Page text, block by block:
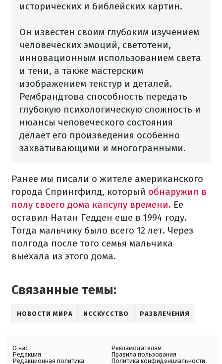
исторических и библейских картин.
Он известен своим глубоким изучением
человеческих эмоций, светотени,
инновационным использованием света
и тени, а также мастерским
изображением текстур и деталей.
Рембрандтова способность передать
глубокую психологическую сложность и
нюансы человеческого состояния
делает его произведения особенно
захватывающими и многогранными.
Ранее мы писали о жителе американского
города Спрингфилд, который обнаружил в
полу своего дома капсулу времени. Ее
оставил Натан Гедден еще в 1994 году.
Тогда мальчику было всего 12 лет. Через
полгода после того семья мальчика
выехала из этого дома.
Связанные темы:
НОВОСТИ МИРА ИССКУССТВО РАЗВЛЕЧЕНИЯ
О нас
Редакция
Редакционная политика
Рекламодателям
Правила пользования
Политика конфиденциальности